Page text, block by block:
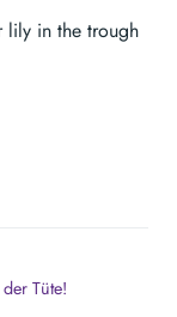
lily in the trough
Tüte!